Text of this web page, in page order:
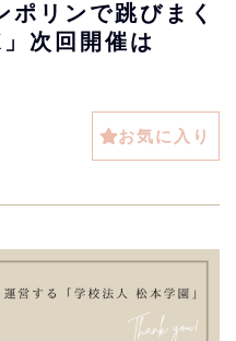
ポリンで跳びまく
次回開催は
お気に入り